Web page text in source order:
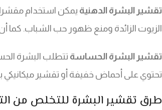
تقشير البشرة الدهنية يمكن استخدام
الزيوت الزائدة ومنع ظهور حب الشباب. كما
تقشير البشرة الحساسة تتطلب البشرة
تحتوي على أحماض خفيفة أو تقشير
طرق تقشير البشرة للتخلص من